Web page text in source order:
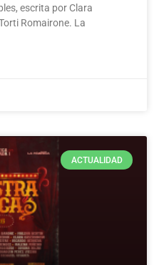
escrita por Clara
Romairone. La
ACTUALIDAD